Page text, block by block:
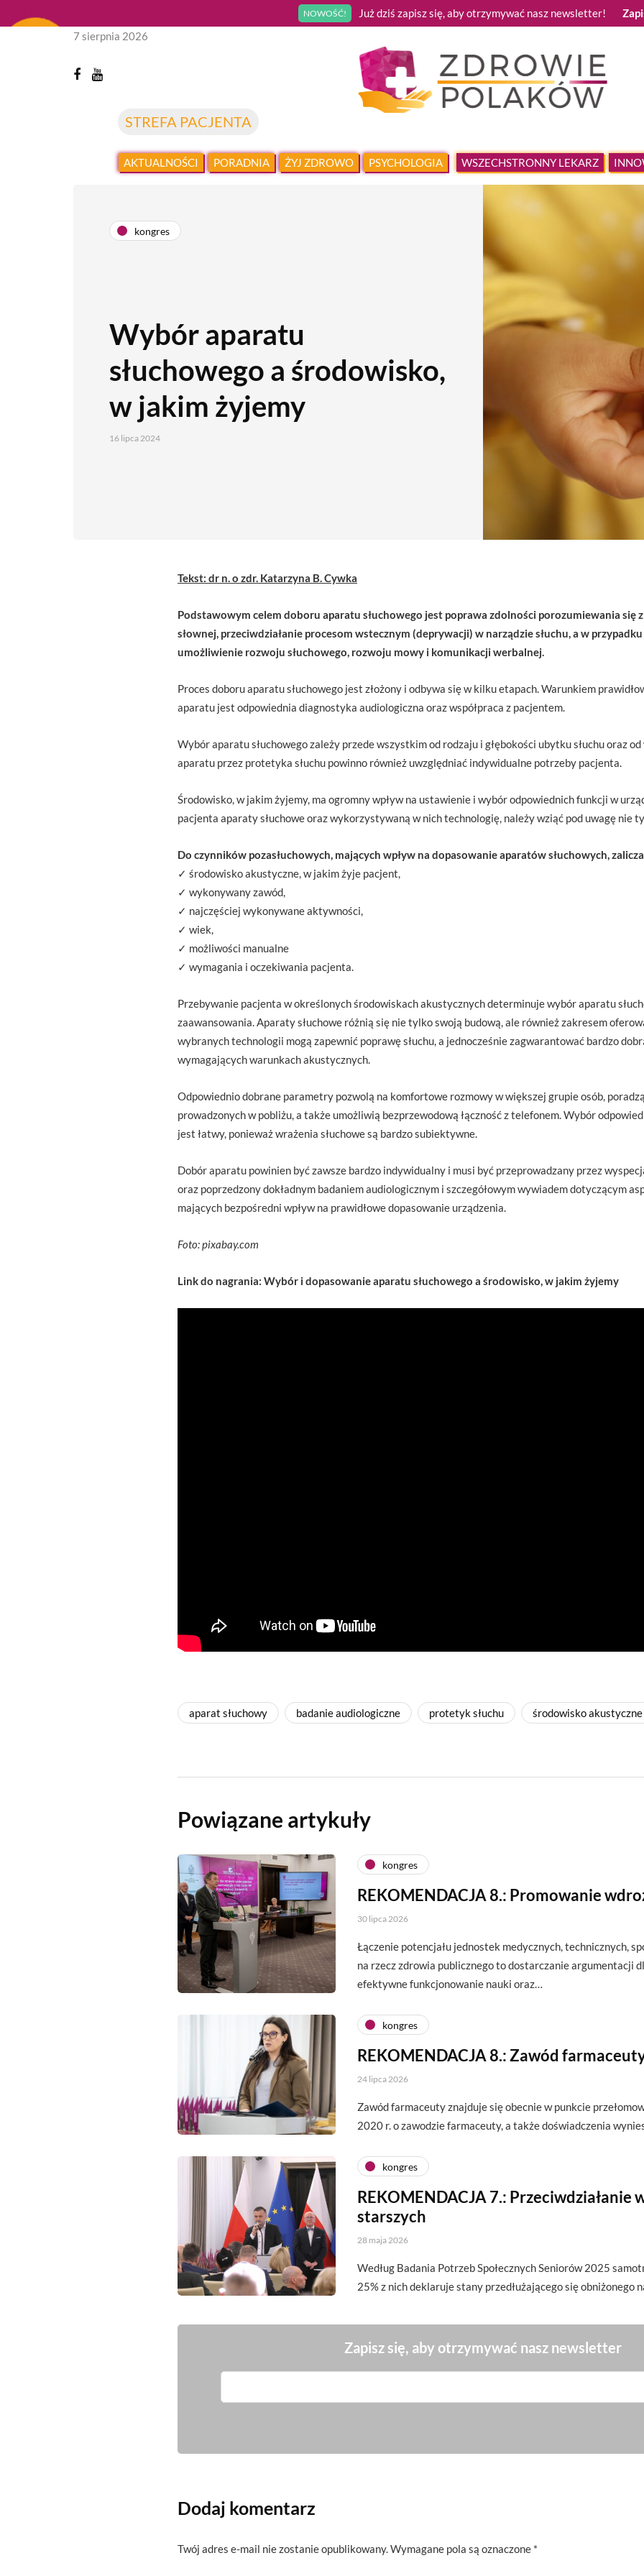
NOWOŚĆ! Już dziś zapisz się, aby otrzymywać nasz newsletter!
STREFA PACJENTA
7 sierpnia 2026
AKTUALNOŚCI PORADNIA ŻYJ ZDROWO PSYCHOLOGIA WSZECHSTRONNY LEKARZ
kongres
Wybór aparatu
słuchowego a środowisko,
w jakim żyjemy
16 lipca 2024
Tekst: dr n. o zdr. Katarzyna B. Cywka
Podstawowym celem doboru aparatu słuchowego jest poprawa zdolności porozumiewania się
słownej, przeciwdziałanie procesom wstecznym (deprywacji) w narządzie słuchu, a w
umożliwienie rozwoju słuchowego, rozwoju mowy i komunikacji werbalnej.
Proces doboru aparatu słuchowego jest złożony i odbywa się w kilku etapach. Warunkiem
aparatu jest odpowiednia diagnostyka audiologiczna oraz współpraca z pacjentem.
Wybór aparatu słuchowego zależy przede wszystkim od rodzaju i głębokości ubytku słuchu oraz
aparatu przez protetyka słuchu powinno również uwzględniać indywidualne potrzeby pacjenta.
Środowisko, w jakim żyjemy, ma ogromny wpływ na ustawienie i wybór odpowiednich funkcji w
pacjenta aparaty słuchowe oraz wykorzystywaną w nich technologię, należy wziąć pod uwagę nie
Do czynników pozasłuchowych, mających wpływ na dopasowanie aparatów słuchowych,
✓ środowisko akustyczne, w jakim żyje pacjent,
✓ wykonywany zawód,
✓ najczęściej wykonywane aktywności,
✓ wiek,
✓ możliwości manualne
✓ wymagania i oczekiwania pacjenta.
Przebywanie pacjenta w określonych środowiskach akustycznych determinuje wybór aparatu
zaawansowania. Aparaty słuchowe różnią się nie tylko swoją budową, ale również zakresem
wybranych technologii mogą zapewnić poprawę słuchu, a jednocześnie zagwarantować bardzo
wymagających warunkach akustycznych.
Odpowiednio dobrane parametry pozwolą na komfortowe rozmowy w większej grupie osób,
prowadzonych w pobliżu, a także umożliwią bezprzewodową łączność z telefonem. Wybór
jest łatwy, ponieważ wrażenia słuchowe są bardzo subiektywne.
Dobór aparatu powinien być zawsze bardzo indywidualny i musi być przeprowadzany przez
oraz poprzedzony dokładnym badaniem audiologicznym i szczegółowym wywiadem dotyczącym
mających bezpośredni wpływ na prawidłowe dopasowanie urządzenia.
Foto: pixabay.com
Link do nagrania: Wybór i dopasowanie aparatu słuchowego a środowisko, w jakim żyjemy
aparat słuchowy badanie audiologiczne protetyk słuchu środowisko akustyczne
Powiązane artykuły
kongres
REKOMENDACJA 8.: Promowanie
30 lipca 2026
Łączenie potencjału jednostek medycznych, technicznych,
na rzecz zdrowia publicznego to dostarczanie argumentacji
efektywne funkcjonowanie nauki oraz…
kongres
REKOMENDACJA 8.: Zawód
24 lipca 2026
Zawód farmaceuty znajduje się obecnie w punkcie
2020 r. o zawodzie farmaceuty, a także doświadczenia
kongres
REKOMENDACJA 7.: Przeciwdziałanie
starszych
28 maja 2026
Według Badania Potrzeb Społecznych Seniorów 2025
25% z nich deklaruje stany przedłużającego się obniżonego
Zapisz się, aby otrzymywać nasz newsletter
Dodaj komentarz
Twój adres e-mail nie zostanie opublikowany.Wymagane pola są oznaczone *